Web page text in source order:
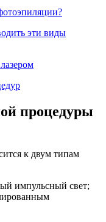
эти виды
процедуры
к двум типам
импульсный свет;